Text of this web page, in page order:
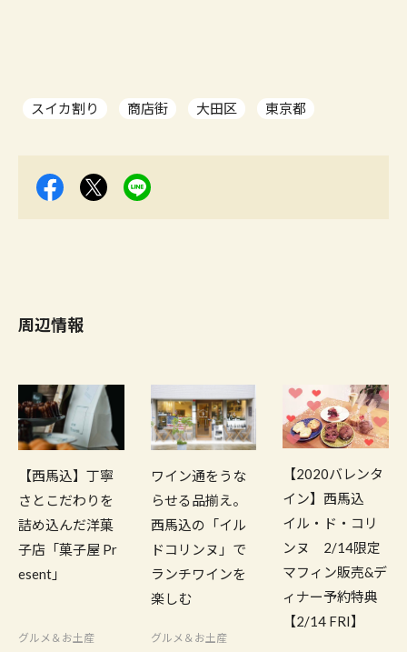
スイカ割り 商店街 大田区 東京都
周辺情報
【西馬込】丁寧
さとこだわりを
詰め込んだ洋菓
子店「菓子屋 Pr
esent」
グルメ＆お土産
ワイン通をうな
らせる品揃え。
西馬込の「イル
ドコリンヌ」で
ランチワインを
楽しむ
グルメ＆お土産
【2020バレンタ
イン】西馬込
イル・ド・コリ
ンヌ 2/14限定
マフィン販売&デ
ィナー予約特典
【2/14 FRI】